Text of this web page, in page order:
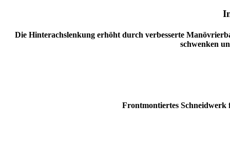
Die Hinterachslenkung erhöht durch verbesserte
schwenken
Frontmontiertes